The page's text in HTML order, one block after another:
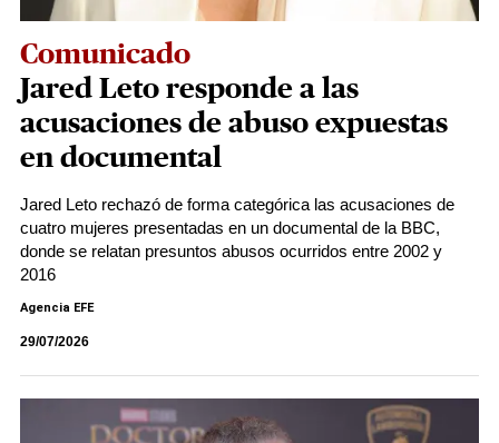
Comunicado
Jared Leto responde a las
acusaciones de abuso expuestas
en documental
Jared Leto rechazó de forma categórica las acusaciones de
cuatro mujeres presentadas en un documental de la BBC,
donde se relatan presuntos abusos ocurridos entre 2002 y
2016
Agencia EFE
29/07/2026